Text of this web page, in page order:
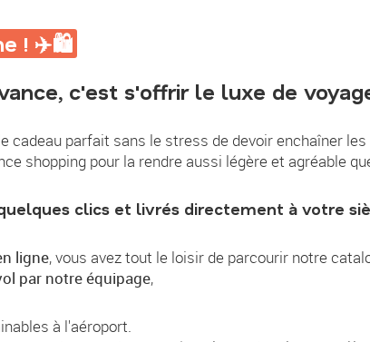
! ✈️🛍️
c'est s'offrir le luxe de
cadeau parfait sans le stress de devoir enchaîner
shopping pour la rendre aussi légère et agréable
clics et livrés directement à votre
ligne, vous avez tout le loisir de parcourir notre
par notre équipage,
à l'aéroport.